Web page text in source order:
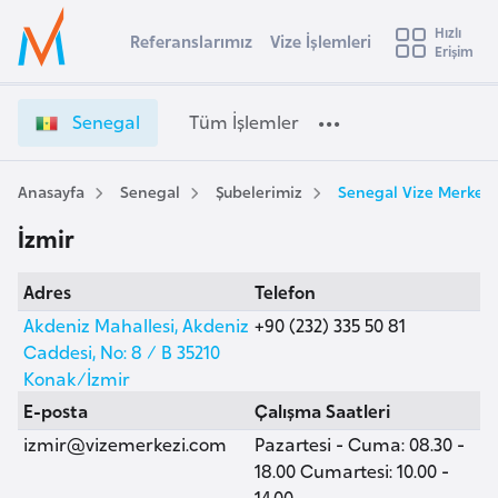
Ülke Seçimi
Başvuru yapmak istediğiniz ülkeyi seçin
Üye
Girişi
e
e
g
a
e
İ
ş
e
m
e
t
Referanslarımız Vize İşlemleri
Hızlı
Erişim
Senegal Tüm İşlemler
Anasayfa Senegal Şubelerimiz Senegal Vize
İzmir
Adres
Akdeniz Mahallesi, Akdeniz
Caddesi, No: 8 / B 35210
Konak/İzmir
Telefon
+90 (232) 335 50 81
E-posta
izmir@vizemerkezi.com
Çalışma Saatleri
Pazartesi - Cuma: 08.30 -
18.00 Cumartesi: 10.00 -
s
t
r
a
v
u
s
t
u
r